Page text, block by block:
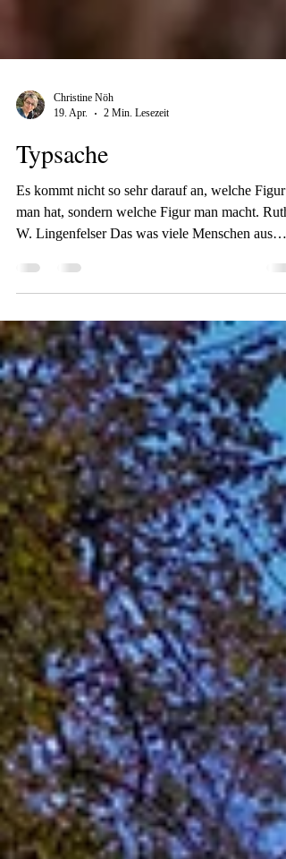
19. Apr.
2 Min. Lesezeit
Typsache
Es kommt nicht so sehr darauf an, welche Figur
W. Lingenfelser Das was viele Menschen aus
Erfahrung beschreiben, ist nun wissenschaftlich
Menschen Energie aus Essen verwerten. Ich
nenne sie jetzt mal Typ A und Typ B. Typ A
essen so viel er will und nimmt fast nichts zu.
B sieht etwas nur an und nimmt direkt zu. Typ A
kann seine Energiezufuhr nur minimal
einschränken und n